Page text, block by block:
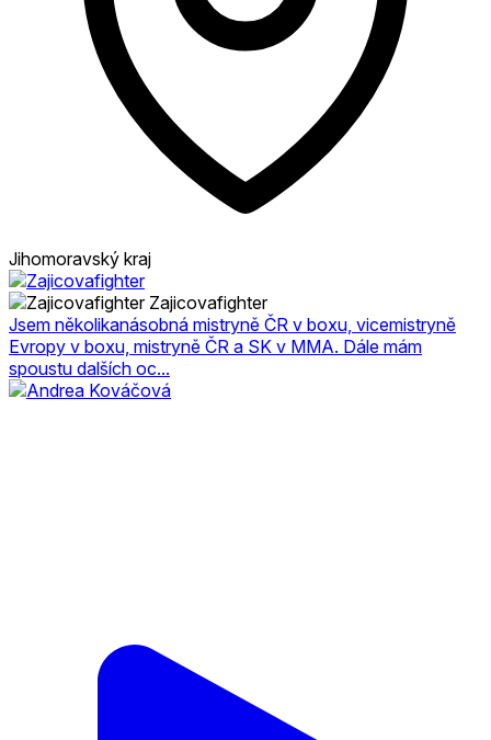
Jihomoravský kraj
Zajicovafighter
Jsem několikanásobná mistryně ČR v boxu, vicemistryně
Evropy v boxu, mistryně ČR a SK v MMA. Dále mám
spoustu dalších oc...